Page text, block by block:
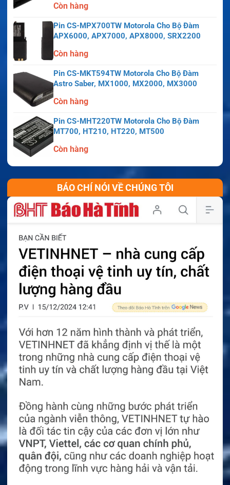
Còn hàng
Pin CS-MPX700TW Motorola Cho Bộ Đàm
APX6000, APX7000, APX8000, SRX2200
Còn hàng
Pin CS-MKT594TW Motorola Cho Bộ Đàm
Astro Saber, MX1000, MX2000, MX3000
Còn hàng
Pin CS-MHT220TW Motorola Cho Bộ Đàm
MT700, HT210, HT220, MT500
Còn hàng
BÁO CHÍ NÓI VỀ CHÚNG TÔI